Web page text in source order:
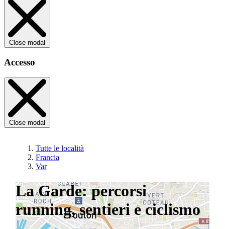
Close modal
Accesso
Close modal
Tutte le località
Francia
Var
La Garde: percorsi
running, sentieri e ciclismo